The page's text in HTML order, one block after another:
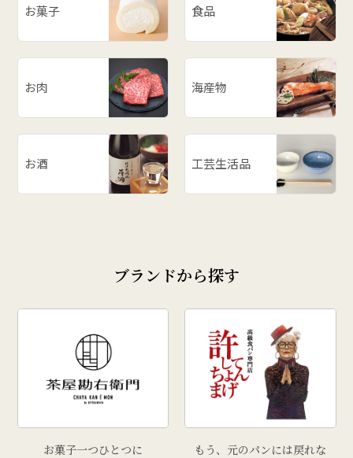
お菓子 食品
お肉 海産物
お酒 工芸生活品
ブランドから探す
お菓子一つひとつに
もう、元のパンには戻れな